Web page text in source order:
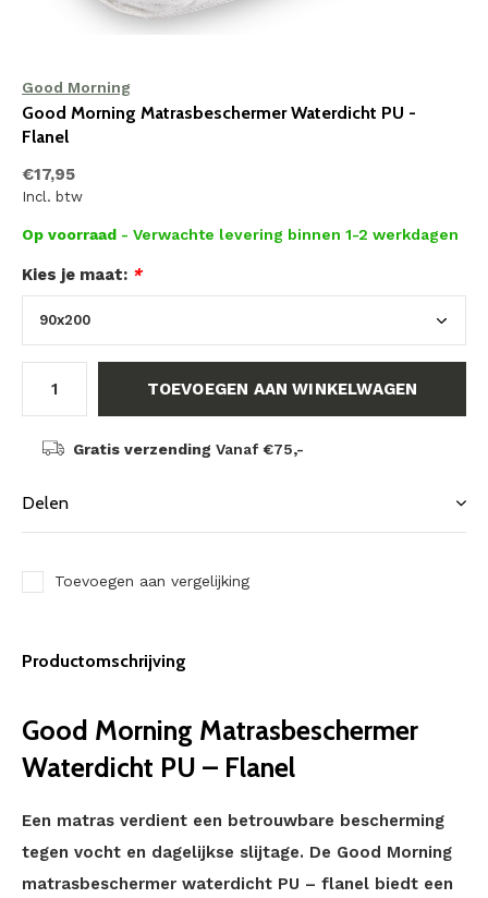
Good Morning
Good Morning Matrasbeschermer Waterdicht PU -
Flanel
€17,95
Incl. btw
Op voorraad - Verwachte levering binnen 1-2 werkdagen
Kies je maat: *
TOEVOEGEN AAN WINKELWAGEN
Gratis verzending Vanaf €75,-
Delen
Toevoegen aan vergelijking
Productomschrijving
Good Morning Matrasbeschermer
Waterdicht PU – Flanel
Een matras verdient een betrouwbare bescherming
tegen vocht en dagelijkse slijtage. De Good Morning
matrasbeschermer waterdicht PU – flanel biedt een